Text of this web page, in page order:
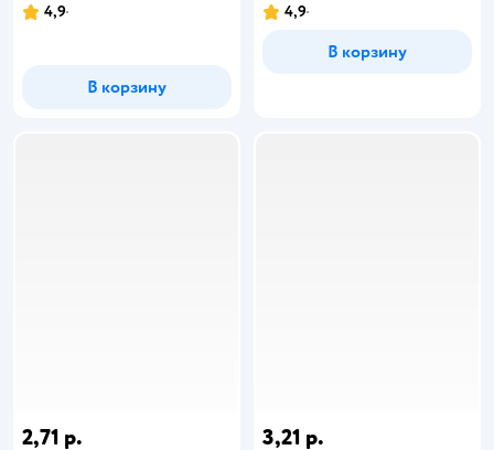
4,9
В корзину
4,9
В корзину
2,71 р. 3,21 р.